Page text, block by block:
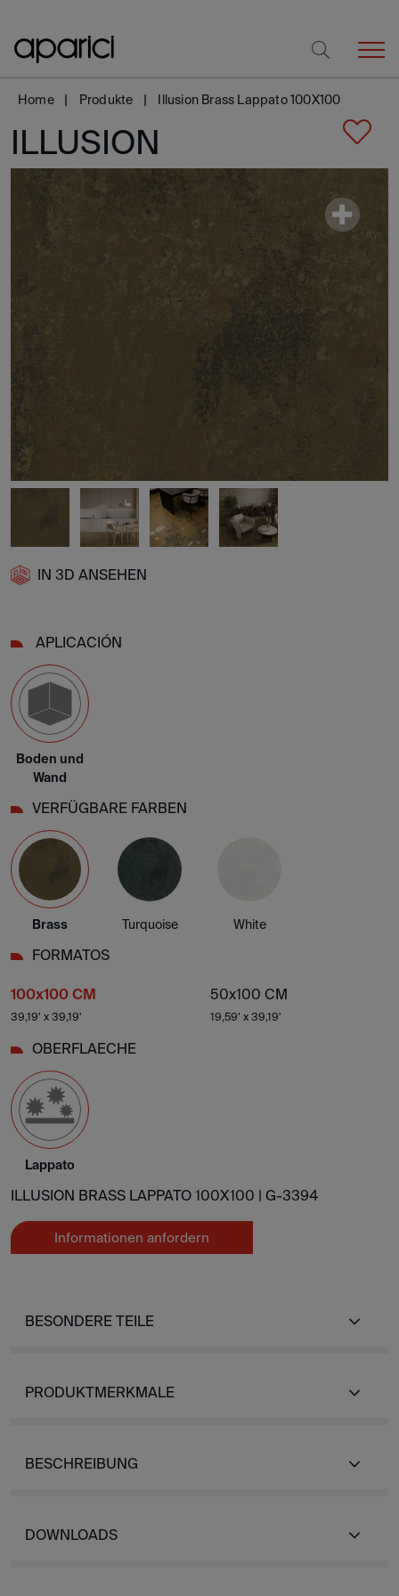
Home Produkte Illusion Brass Lappato 100X100
ILLUSION
IN 3D ANSEHEN
APLICACIÓN
Boden und
Wand
VERFÜGBARE FARBEN
Brass Turquoise White
FORMATOS
100x100 CM
39,19' x 39,19'
50x100 CM
19,59' x 39,19'
OBERFLAECHE
Lappato
ILLUSION BRASS LAPPATO 100X100 | G-3394
Informationen anfordern
BESONDERE TEILE
PRODUKTMERKMALE
BESCHREIBUNG
DOWNLOADS